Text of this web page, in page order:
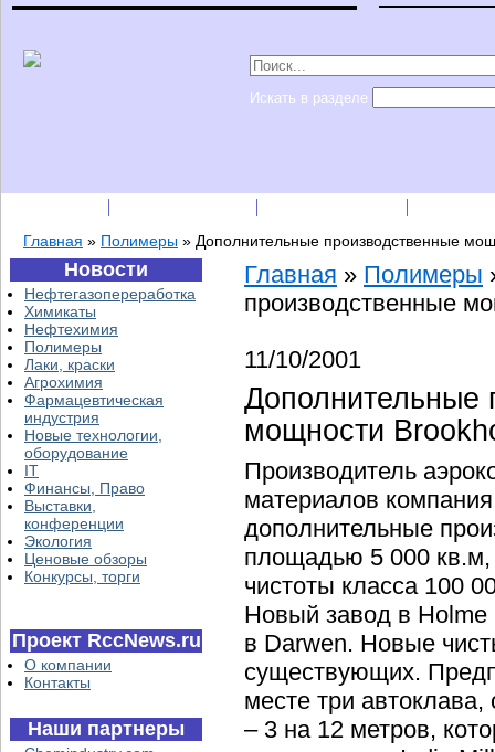
Искать в разделе
Главная » Полимеры » Дополнительные производственные
Новости
Нефтегазопереработка
Химикаты
Нефтехимия
Полимеры
Лаки, краски
Агрохимия
Фармацевтическая
индустрия
Новые технологии,
оборудование
IT
Финансы, Право
Выставки,
конференции
Экология
Ценовые обзоры
Конкурсы, торги
Проект RccNews.ru
О компании
Контакты
Наши партнеры
Главная » Полимеры
производственные
11/10/2001
Дополнительные
мощности
Производитель
материалов
дополнительные
площадью 5 000
чистоты класса 100
Новый завод в Holme
в Darwen. Новые
существующих.
месте три
– 3 на 12 метров,